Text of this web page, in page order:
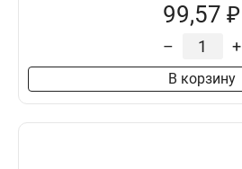
99,57 ₽
– +
В корзину